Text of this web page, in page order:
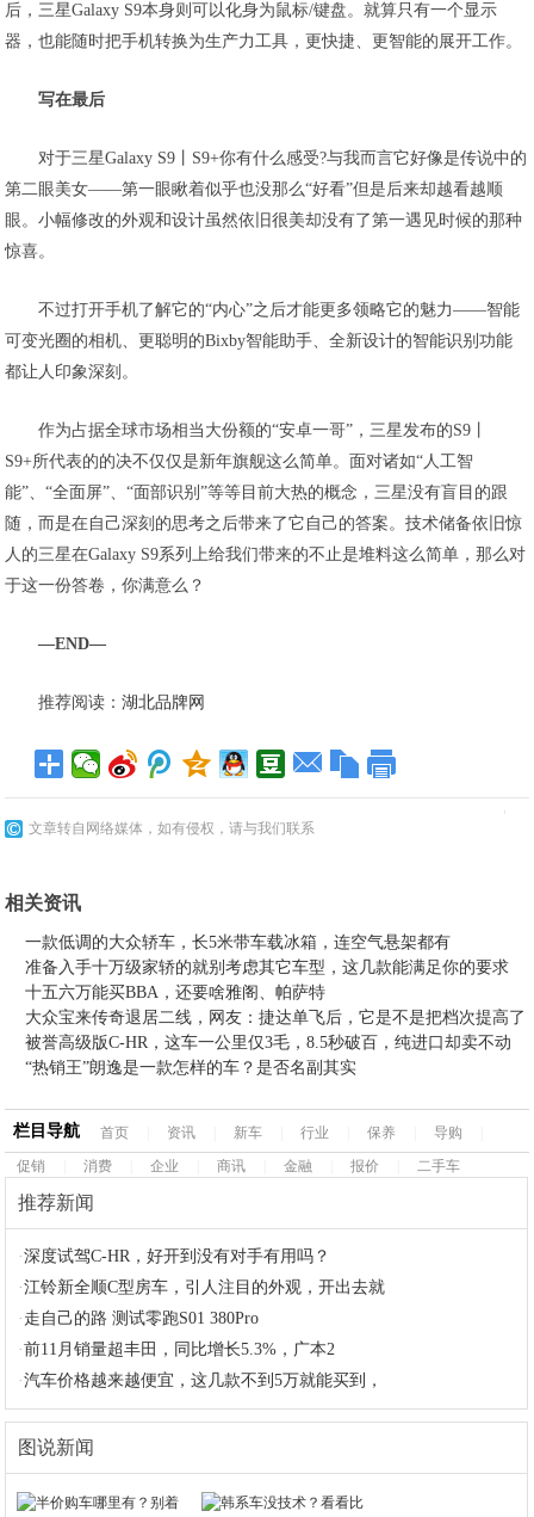
后，三星Galaxy S9本身则可以化身为鼠标/键盘。就算只有一个显示
器，也能随时把手机转换为生产力工具，更快捷、更智能的展开工作。
写在最后
对于三星Galaxy S9丨S9+你有什么感受?与我而言它好像是传说中的
第二眼美女——第一眼瞅着似乎也没那么“好看”但是后来却越看越顺
眼。小幅修改的外观和设计虽然依旧很美却没有了第一遇见时候的那种
惊喜。
不过打开手机了解它的“内心”之后才能更多领略它的魅力——智能
可变光圈的相机、更聪明的Bixby智能助手、全新设计的智能识别功能
都让人印象深刻。
作为占据全球市场相当大份额的“安卓一哥”，三星发布的S9丨
S9+所代表的的决不仅仅是新年旗舰这么简单。面对诸如“人工智
能”、“全面屏”、“面部识别”等等目前大热的概念，三星没有盲目的跟
随，而是在自己深刻的思考之后带来了它自己的答案。技术储备依旧惊
人的三星在Galaxy S9系列上给我们带来的不止是堆料这么简单，那么对
于这一份答卷，你满意么？
—END—
推荐阅读：湖北品牌网
文章转自网络媒体，如有侵权，请与我们联系
相关资讯
一款低调的大众轿车，长5米带车载冰箱，连空气悬架都有
准备入手十万级家轿的就别考虑其它车型，这几款能满足你的要求
十五六万能买BBA，还要啥雅阁、帕萨特
大众宝来传奇退居二线，网友：捷达单飞后，它是不是把档次提高了
被誉高级版C-HR，这车一公里仅3毛，8.5秒破百，纯进口却卖不动
“热销王”朗逸是一款怎样的车？是否名副其实
栏目导航 首页 资讯 新车 行业 保养 导购
促销
消费 企业 商讯 金融 报价 二手车
推荐新闻
·深度试驾C-HR，好开到没有对手有用吗？
·江铃新全顺C型房车，引人注目的外观，开出去就
· 走自己的路 测试零跑S01 380Pro
·前11月销量超丰田，同比增长5.3%，广本2
·汽车价格越来越便宜，这几款不到5万就能买到，
图说新闻